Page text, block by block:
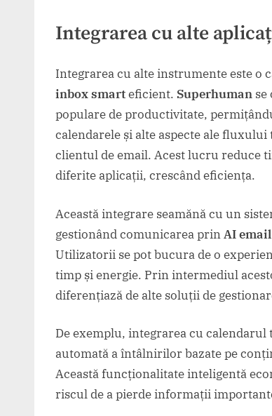
Integrarea cu alte
Integrarea cu alte instrumente este o
inbox smarteficient. Superhuman se
populare de productivitate,
calendarele și alte aspecte ale
clientul de email. Acest lucru reduce
diferite aplicații, crescând eficiența.
Această integrare seamănă cu un
gestionând comunicarea prinAI email
Utilizatorii se pot bucura de o
timp și energie. Prin intermediul
diferențiază de alte soluții de
De exemplu, integrarea cu
automată a întâlnirilor bazate pe
Această funcționalitate inteligentă
riscul de a pierde informații